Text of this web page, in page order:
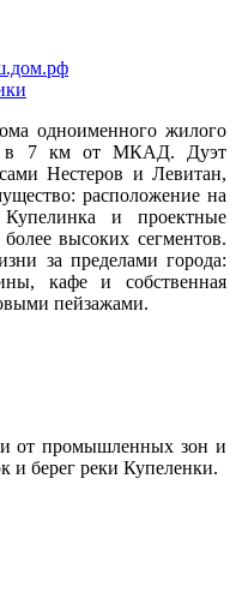
одноименного жилого
в 7 км от МКАД. Дуэт
Нестеров и Левитан,
расположение на
и проектные
высоких сегментов.
за пределами города:
кафе и собственная
пейзажами.
от промышленных зон и
и берег реки Купеленки.